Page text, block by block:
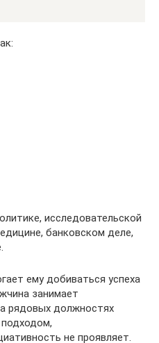
исследовательской
банковском деле,
ему добиваться успеха
занимает
рядовых должностях
не проявляет.